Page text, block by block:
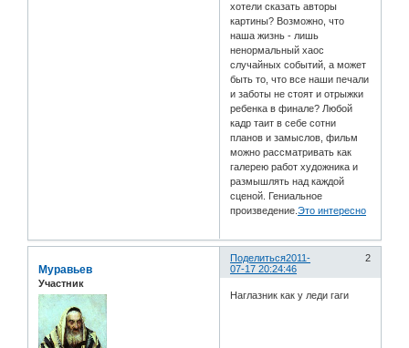
хотели сказать авторы
картины? Возможно, что
наша жизнь - лишь
ненормальный хаос
случайных событий, а может
быть то, что все наши печали
и заботы не стоят и отрыжки
ребенка в финале? Любой
кадр таит в себе сотни
планов и замыслов, фильм
можно рассматривать как
галерею работ художника и
размышлять над каждой
сценой. Гениальное
произведение.Это интересно
Поделиться 2
2011-
07-17 20:24:46
Муравьев
Участник
Наглазник как у леди гаги